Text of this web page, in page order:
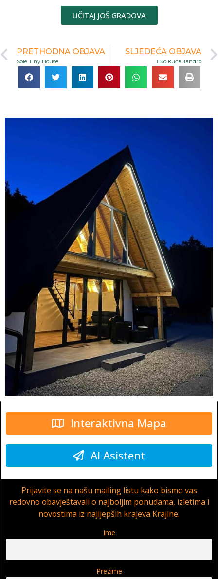
UČITAJ JOŠ GRADOVA
PRETHODNA OBJAVA
Sole Tiny House
SLJEDEĆA OBJAVA
Eko kuća Jandro
Interaktivna Mapa
AI Asistent
Prijavite se na našu mailing listu kako bismo vas
redovno obavještavali o najboljim ponudama, izletima i
novostima iz najljepših krajeva Krajine.
Ime
Prezime